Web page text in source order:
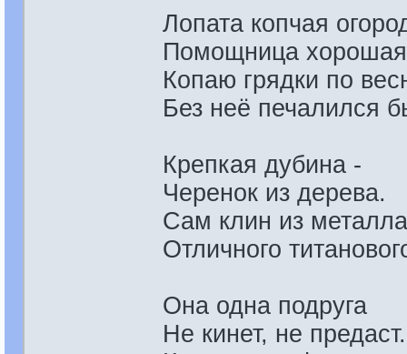
Лопата копчая
Помощница
Копаю грядки по
Без неё печалился
Крепкая дубина -
Черенок из дерева.
Сам клин из
Отличного
Она одна подруга
Не кинет, не предаст.